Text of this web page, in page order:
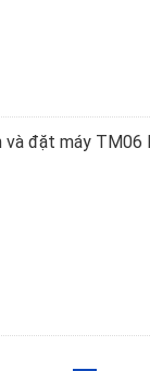
và đặt máy TM06